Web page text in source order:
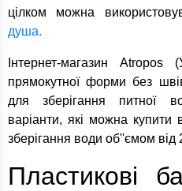
цілком можна
душа.
Інтернет-магазин
прямокутної форми без
для зберігання питної
варіанти, які можна
зберігання води об''ємом від
Пластикові